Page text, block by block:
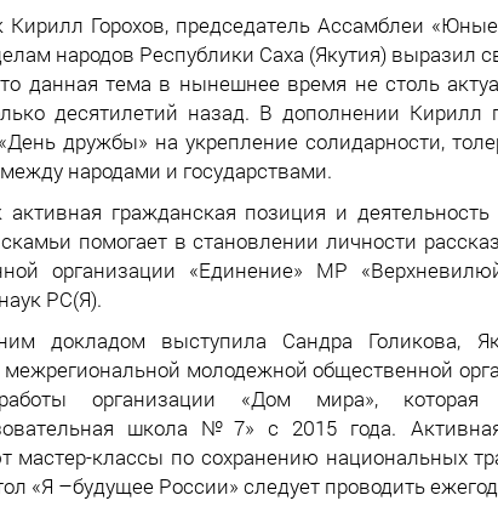
Кирилл Горохов, председатель Ассамблеи
народов Республики Саха (Якутия) выразил
данная тема в нынешнее время не столь
десятилетий назад. В дополнении Кирилл
дружбы» на укрепление солидарности,
народами и государствами.
активная гражданская позиция и
помогает в становлении личности
организации «Единение» МР
РС(Я).
докладом выступила Сандра Голикова,
межрегиональной молодежной общественной
организации «Дом мира»,
школа №7» с 2015 года.
мастер-классы по сохранению национальных
«Я –будущее России» следует проводить